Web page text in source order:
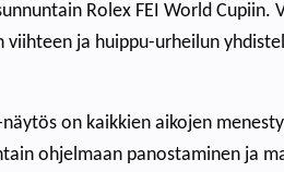
Rolex FEI World
viihteen ja huippu-urheilun
näytös on kaikkien aikojen
ohjelmaan panostaminen ja